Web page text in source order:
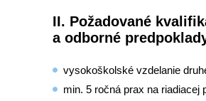
II. Požadované
a odborné
vysokoškolské vzdelanie
min. 5 ročná prax na riadiacej